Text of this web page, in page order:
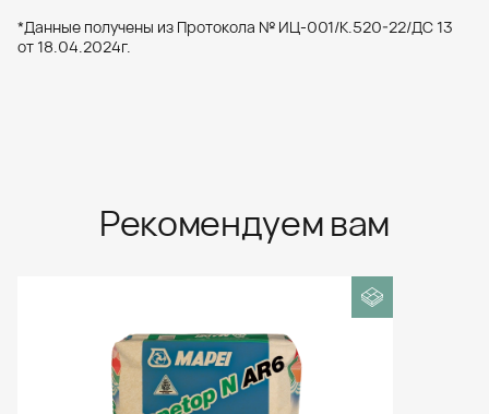
*Данные получены из Протокола № ИЦ-001/К.520-22/ДС 13
от 18.04.2024г.
Рекомендуем вам